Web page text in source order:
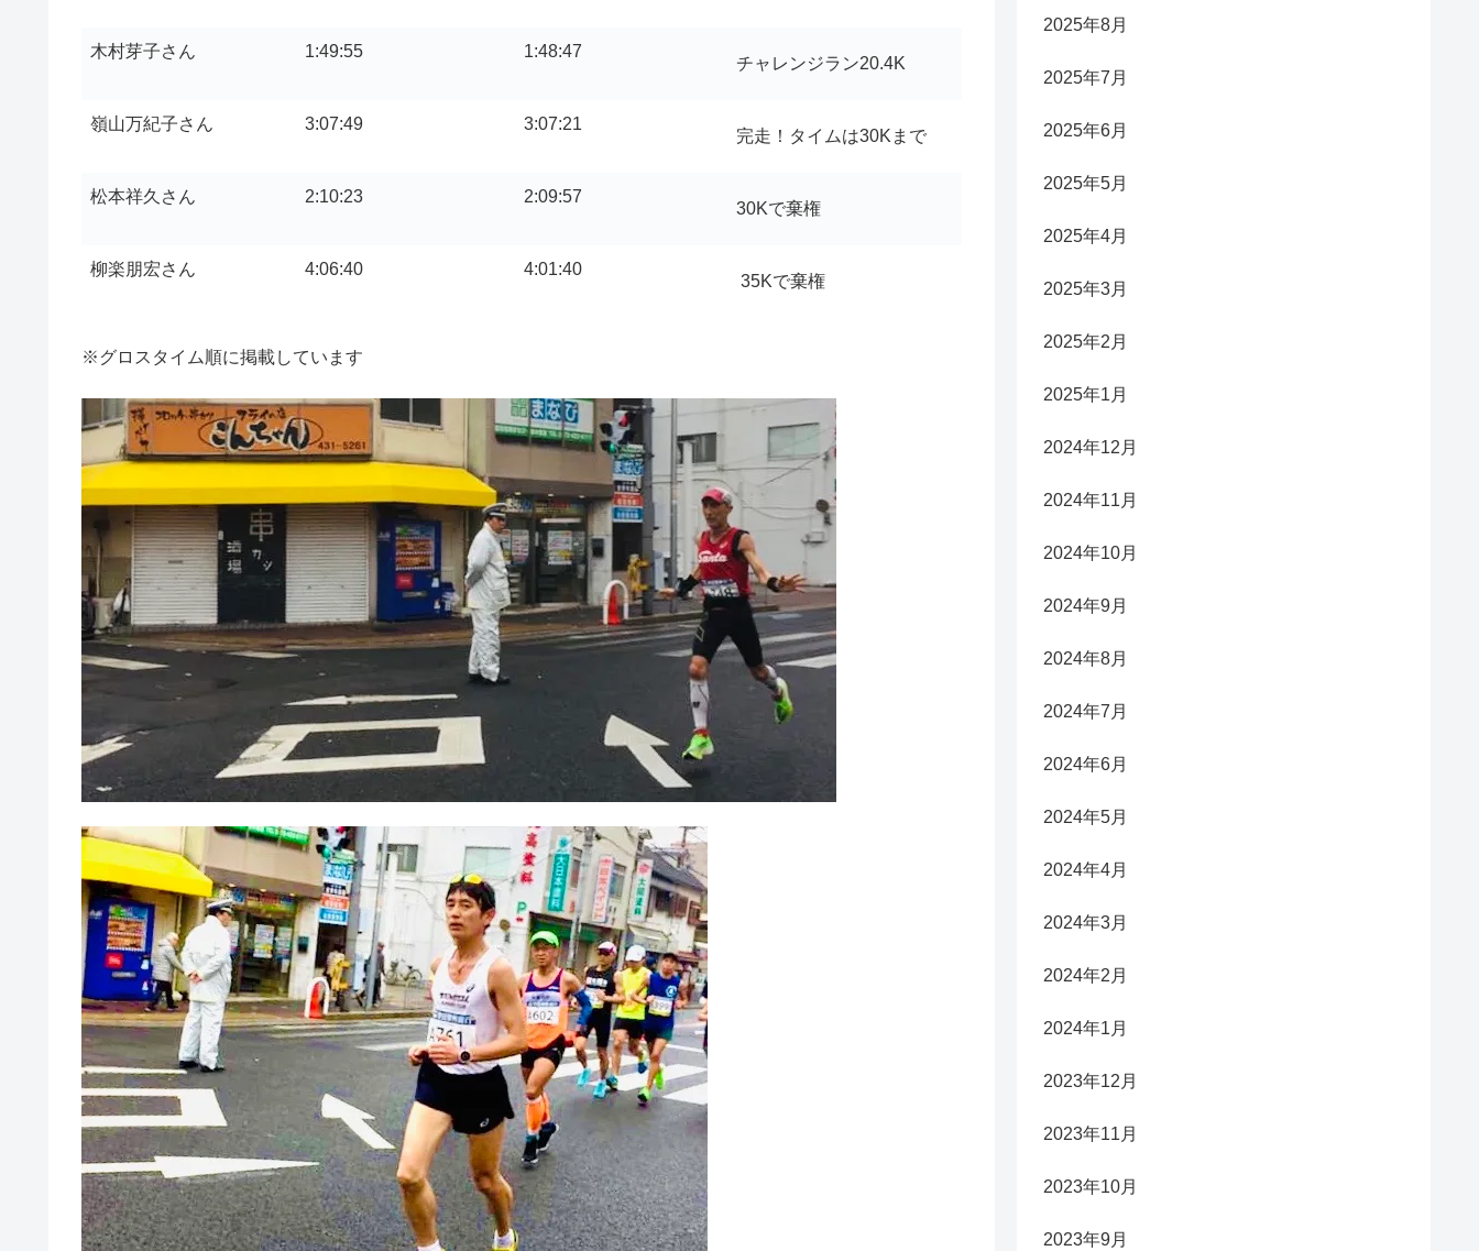
木村芽子さん 1:49:55 1:48:47
チャレンジラン20.4K
嶺山万紀子さん 3:07:49 3:07:21
完走！タイムは30Kまで
松本祥久さん 2:10:23 2:09:57
30Kで棄権
柳楽朋宏さん 4:06:40 4:01:40
35Kで棄権
※グロスタイム順に掲載しています
2025年8月
2025年7月
2025年6月
2025年5月
2025年4月
2025年3月
2025年2月
2025年1月
2024年12月
2024年11月
2024年10月
2024年9月
2024年8月
2024年7月
2024年6月
2024年5月
2024年4月
2024年3月
2024年2月
2024年1月
2023年12月
2023年11月
2023年10月
2023年9月